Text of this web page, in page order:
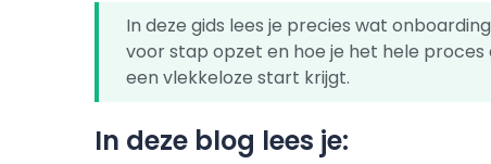
In deze gids lees je precies wat
voor stap opzet en hoe je het hele
een vlekkeloze start krijgt.
In deze blog lees je: